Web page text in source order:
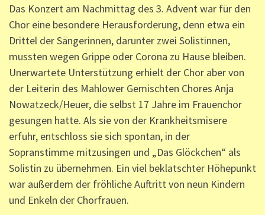
Das Konzert am Nachmittag des 3. Advent war für den
Chor eine besondere Herausforderung, denn etwa ein
Drittel der Sängerinnen, darunter zwei Solistinnen,
mussten wegen Grippe oder Corona zu Hause bleiben.
Unerwartete Unterstützung erhielt der Chor aber von
der Leiterin des Mahlower Gemischten Chores Anja
Nowatzeck/Heuer, die selbst 17 Jahre im Frauenchor
gesungen hatte. Als sie von der Krankheitsmisere
erfuhr, entschloss sie sich spontan, in der
Sopranstimme mitzusingen und „Das Glöckchen“ als
Solistin zu übernehmen. Ein viel beklatschter Höhepunkt
war außerdem der fröhliche Auftritt von neun Kindern
und Enkeln der Chorfrauen.